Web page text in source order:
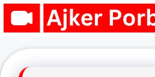
Skip